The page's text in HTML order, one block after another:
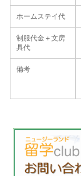
ホームステイ代
制服代金＋文房
具代
備考